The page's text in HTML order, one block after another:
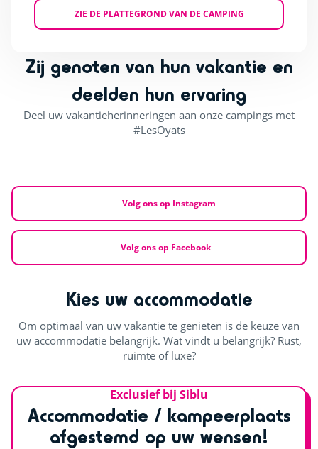
ZIE DE PLATTEGROND VAN DE CAMPING
Zij genoten van hun vakantie en
deelden hun ervaring
Deel uw vakantieherinneringen aan onze campings met
#LesOyats
Volg ons op Instagram
Volg ons op Facebook
Kies uw accommodatie
Om optimaal van uw vakantie te genieten is de keuze van
uw accommodatie belangrijk. Wat vindt u belangrijk? Rust,
ruimte of luxe?
Exclusief bij Siblu
Accommodatie / kampeerplaats
afgestemd op uw wensen!